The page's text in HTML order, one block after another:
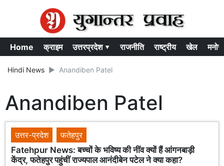
Home क्राइम उत्तरप्रदेश ▾ राजनीति राष्ट्रीय खेल
Hindi News Anandiben Patel
Anandiben Patel
उत्तर-प्रदेश
फतेहपुर
Fatehpur News: बच्चों के भविष्य की नींव क्यों हैं आंगनबाड़ी
केंद्र, फतेहपुर पहुंचीं राज्यपाल आनंदीबेन पटेल ने क्या कहा?